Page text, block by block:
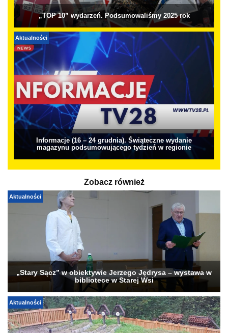
„TOP 10” wydarzeń. Podsumowaliśmy 2025 rok
Aktualności
Informacje (16 – 24 grudnia). Świąteczne wydanie
magazynu podsumowującego tydzień w regionie
Zobacz również
Aktualności
„Stary Sącz” w obiektywie Jerzego Jędrysa – wystawa w
bibliotece w Starej Wsi
Aktualności